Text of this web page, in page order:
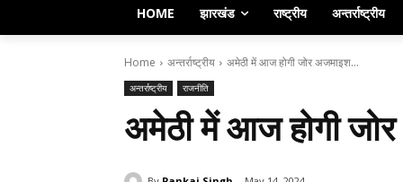
HOME झारखंड राष्ट्रीय अन्तर्राष्ट्रीय
Home अन्तर्राष्ट्रीय अमेठी में आज होगी जोर अजमाइश...
अन्तर्राष्ट्रीय राजनीति
अमेठी में आज होगी